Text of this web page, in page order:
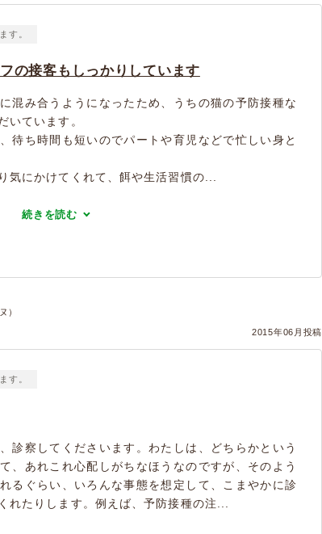
す。
の接客もしっかりしています
混み合うようになったため、うちの猫の予防接種な
いています。
待ち時間も短いのでパートや育児などで忙しい身と
気にかけてくれて、餌や生活習慣の...
続きを読む
）
2015年06月投稿
す。
診察してくださいます。わたしは、どちらかという
、あれこれ心配しがちなほうなのですが、そのよう
るぐらい、いろんな事態を想定して、こまやかに診
れたりします。例えば、予防接種の注...